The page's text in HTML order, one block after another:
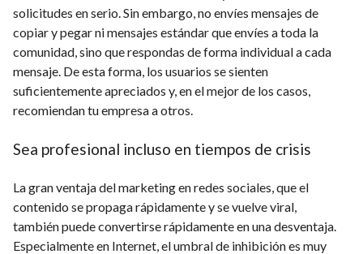
solicitudes en serio. Sin embargo, no envíes mensajes de
copiar y pegar ni mensajes estándar que envíes a toda la
comunidad, sino que respondas de forma individual a cada
mensaje. De esta forma, los usuarios se sienten
suficientemente apreciados y, en el mejor de los casos,
recomiendan tu empresa a otros.
Sea profesional incluso en tiempos de crisis
La gran ventaja del marketing en redes sociales, que el
contenido se propaga rápidamente y se vuelve viral,
también puede convertirse rápidamente en una desventaja.
Especialmente en Internet, el umbral de inhibición es muy